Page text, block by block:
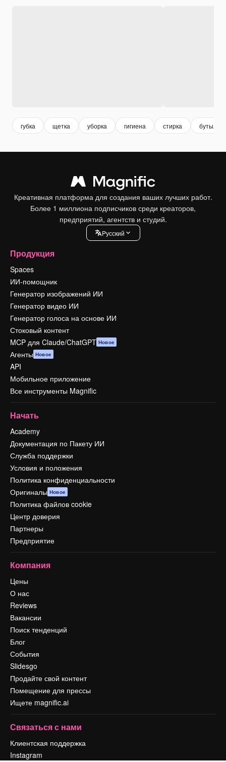
губка щетка уборка гигиена стирка бутылка
Креативная платформа для создания ваших лучших работ.
Более 1 миллиона подписчиков среди креаторов,
предприятий, агентств и студий.
Pусский
Продукция
Spaces
ИИ-помощник
Генератор изображений ИИ
Генератор видео ИИ
Генератор голоса на основе ИИ
Стоковый контент
MCP для Claude/ChatGPT Новое
Агенты Новое
API
Мобильное приложение
Все инструменты Magnific
Начать
Academy
Документация по Пакету ИИ
Служба поддержки
Условия и положения
Политика конфиденциальности
Оригиналы Новое
Политика файлов cookie
Центр доверия
Партнеры
Предприятие
Компания
Цены
О нас
Reviews
Вакансии
Поиск тенденций
Блог
События
Slidesgo
Продайте свой контент
Помещение для прессы
Ищете magnific.ai
Связаться с нами
Клиентская поддержка
Instagram